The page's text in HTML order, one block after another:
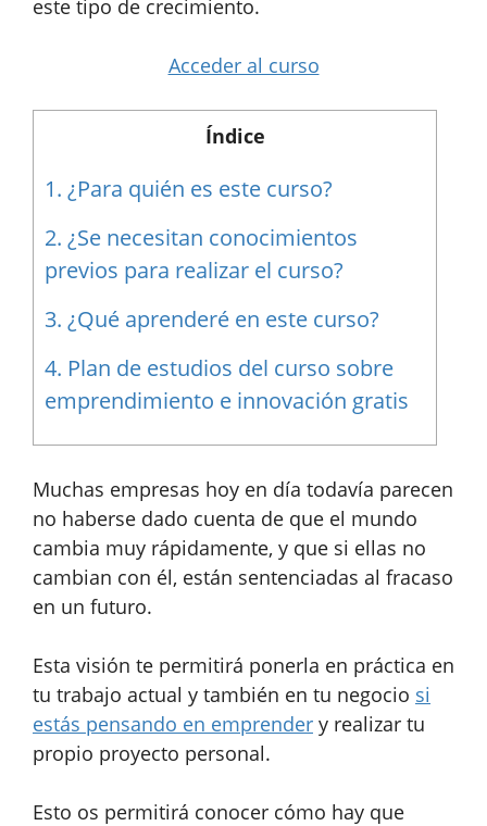
este tipo de crecimiento.
Acceder al curso
Índice
1. ¿Para quién es este curso?
2. ¿Se necesitan conocimientos
previos para realizar el curso?
3. ¿Qué aprenderé en este curso?
4. Plan de estudios del curso sobre
emprendimiento e innovación gratis
Muchas empresas hoy en día todavía parecen
no haberse dado cuenta de que el mundo
cambia muy rápidamente, y que si ellas no
cambian con él, están sentenciadas al fracaso
en un futuro.
Esta visión te permitirá ponerla en práctica en
tu trabajo actual y también en tu negocio si
estás pensando en emprender y realizar tu
propio proyecto personal.
Esto os permitirá conocer cómo hay que